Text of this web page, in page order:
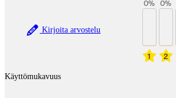
Kirjoita arvostelu
1
0%
2
0%
Käyttömukavuus